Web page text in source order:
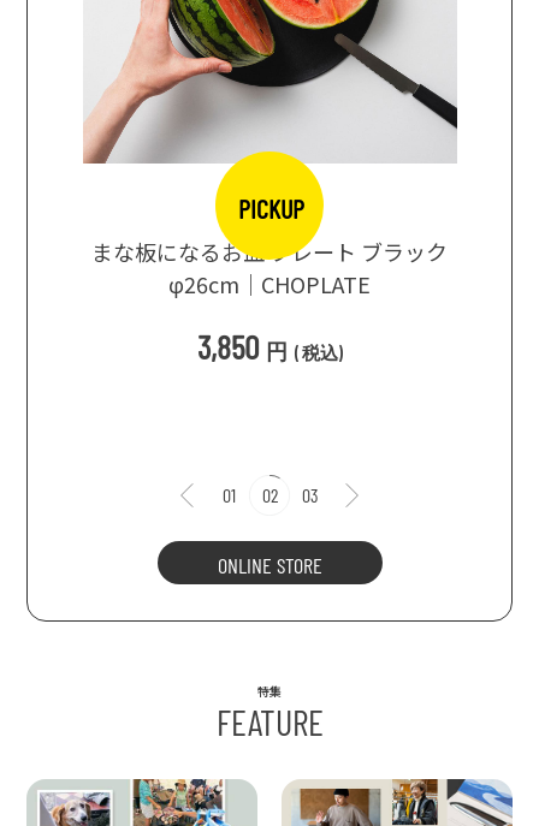
PICKUP
まな板になるお皿 プレート ブラック
φ26cm｜CHOPLATE
3,850 円 (税込)
01 02 03
ONLINE STORE
特集
FEATURE